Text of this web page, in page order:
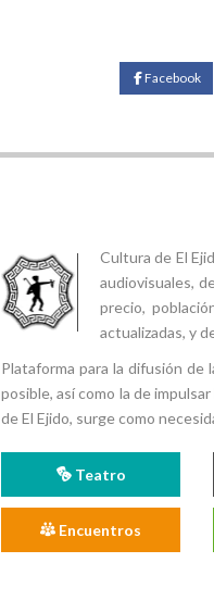
Facebook
Cultura de El
audiovisuales,
precio,
actualizadas, y
Plataforma para la difusión de
posible, así como la de
de El Ejido, surge como
Teatro
Encuentros